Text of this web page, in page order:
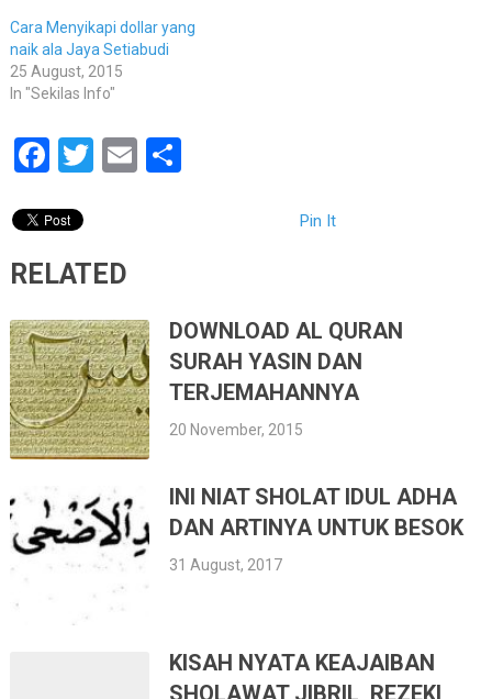
Cara Menyikapi dollar yang
naik ala Jaya Setiabudi
25 August, 2015
In "Sekilas Info"
Facebook
Twitter
EmailShare
Pin It
RELATED
DOWNLOAD AL QURAN
SURAH YASIN DAN
TERJEMAHANNYA
20 November, 2015
INI NIAT SHOLAT IDUL ADHA
DAN ARTINYA UNTUK BESOK
31 August, 2017
KISAH NYATA KEAJAIBAN